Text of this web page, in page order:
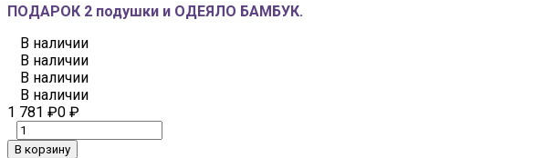
ПОДАРОК 2 подушки и ОДЕЯЛО БАМБУК.
В наличии
В наличии
В наличии
В наличии
1 781 ₽0 ₽
В корзину